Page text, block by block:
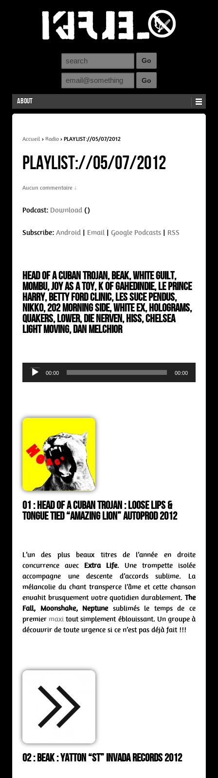
About
Accueil › Radio › PLAYLIST://05/07/2012
PLAYLIST://05/07/2012
Aucun commentaire ↓
Podcast: Download ()
Subscribe: Android Email Google Podcasts RSS
Head of A Cuban Trojan, Beak, White Guilt,
Mombu, Joy As A Toy, K Of Gahedindie, Le Prince
Harry, Betty Ford Clinic, Les Suce Pendus,
Nikko, 202 Morning Side, White Ex, Holograms,
Quakers, Lower, Die Nerven, Hiss, Chelsea
Light Moving, Dan Melchior
Audio
Player
00:00 00:00
01 : Head of A Cuban Trojan : loose lips &
tongue tied “Amazing Lion” Autoprod 2012
L’un des plus beaux titres de l’année en droite
concurrence avec Extra Life. Une trompette isolée
accompagne une descente d’accords sublime. La
mélancolie du chant transperce l’âme et cette chanson
envahit brusquement votre quotidien durablement. The
Fall, Moonshake, Neptunesublimés le temps de ce
premiermaxi tout simplement éblouissant. Un groupe à
découvrir de toute urgence si ce n’est pas déjà fait !!!
02 : Beak : yatton “st” Invada Records 2012